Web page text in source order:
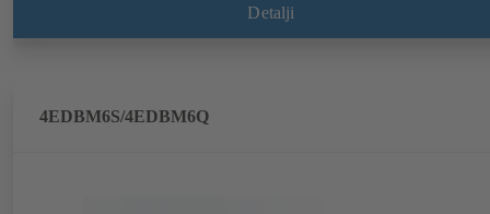
Detalji
4EDBM6S/4EDBM6Q